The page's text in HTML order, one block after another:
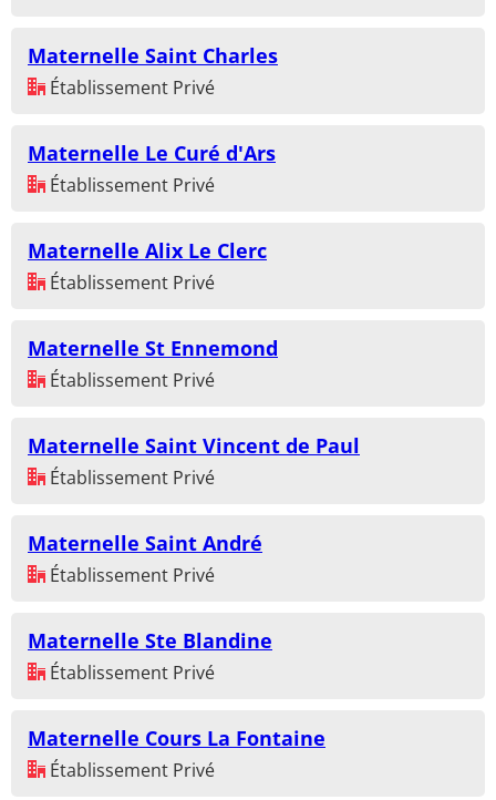
Maternelle Saint Charles
Établissement Privé
Maternelle Le Curé d'Ars
Établissement Privé
Maternelle Alix Le Clerc
Établissement Privé
Maternelle St Ennemond
Établissement Privé
Maternelle Saint Vincent de Paul
Établissement Privé
Maternelle Saint André
Établissement Privé
Maternelle Ste Blandine
Établissement Privé
Maternelle Cours La Fontaine
Établissement Privé